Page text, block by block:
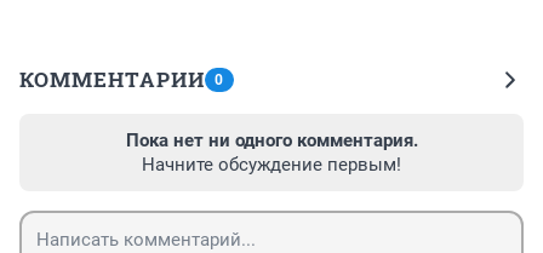
КОММЕНТАРИИ 0
Пока нет ни одного комментария.
Начните обсуждение первым!